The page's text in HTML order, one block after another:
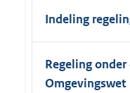
Indeling
Regeling onder
Omgevingswet